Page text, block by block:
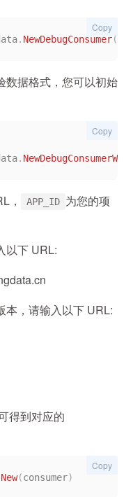
. NewDebugConsumer(
Copy
数据格式，您可以初始
.
Copy
， APP_ID 为您的项
以下 URL:
本，请输入以下 URL:
得到对应的
New(consumer)
Copy